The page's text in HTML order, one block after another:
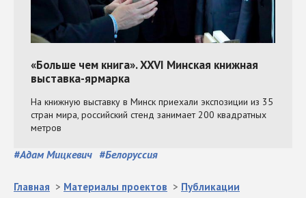
#Адам Мицкевич #Белоруссия
Главная > Материалы проектов > Публикации